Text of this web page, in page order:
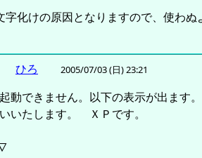
字化けの原因となりますので、使わぬ
ひろ 2005/07/03 (日) 23:21
動できません。以下の表示が出ます。
いたします。 ＸＰです。